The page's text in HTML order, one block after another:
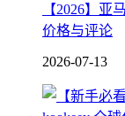
【2026】亚
价格与评论
2026-07-13